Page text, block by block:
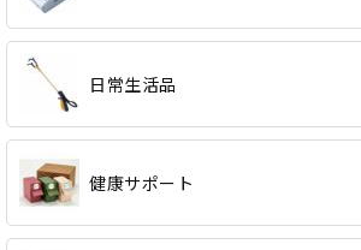
日常生活品
健康サポート